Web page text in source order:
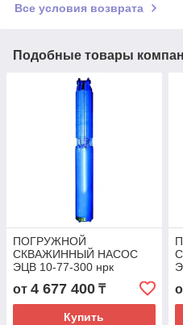
Все условия возврата
Подобные товары
ПОГРУЖНОЙ
СКВАЖИННЫЙ НАСОС
ЭЦВ 10-77-300 нрк
от 4 677 400 ₸
Купить